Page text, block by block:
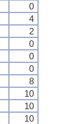
0
4
2
0
0
0
8
10
10
10